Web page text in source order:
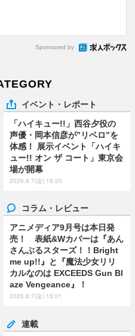
Sponsored by
イベント・レポート
「ハイキュー!!」西谷夕役の
声優・岡本信彦が”リベロ”を
体感！ 展示イベント「ハイキ
ュー!! オン ザ コート」東京会
場が開幕
2026.8.7(金) 18:20
コラム・レビュー
アニメディア9月号は本日発
売！ 表紙&Wカバーは『あん
さんぶるスターズ！！Bright
me up!!』と『魔法少女リリ
カルなのは EXCEEDS Gun Bl
aze Vengeance』！
2026.8.7(金) 15:01
連載